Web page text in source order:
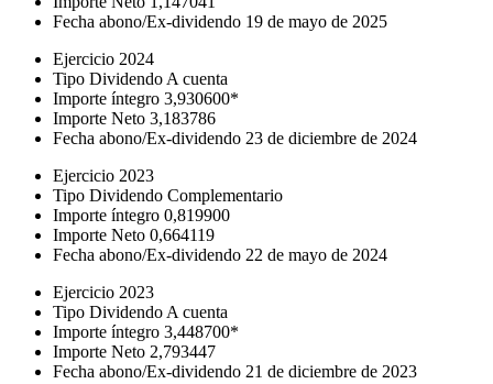
Fecha abono/Ex-dividendo 19 de mayo de 2025
Ejercicio 2024
Tipo Dividendo A cuenta
Importe íntegro 3,930600*
Importe Neto 3,183786
Fecha abono/Ex-dividendo 23 de diciembre de 2024
Ejercicio 2023
Tipo Dividendo Complementario
Importe íntegro 0,819900
Importe Neto 0,664119
Fecha abono/Ex-dividendo 22 de mayo de 2024
Ejercicio 2023
Tipo Dividendo A cuenta
Importe íntegro 3,448700*
Importe Neto 2,793447
Fecha abono/Ex-dividendo 21 de diciembre de 2023